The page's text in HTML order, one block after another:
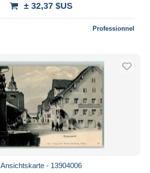
± 32,37 $US
Professionnel
Ansichtskarte - 13904006